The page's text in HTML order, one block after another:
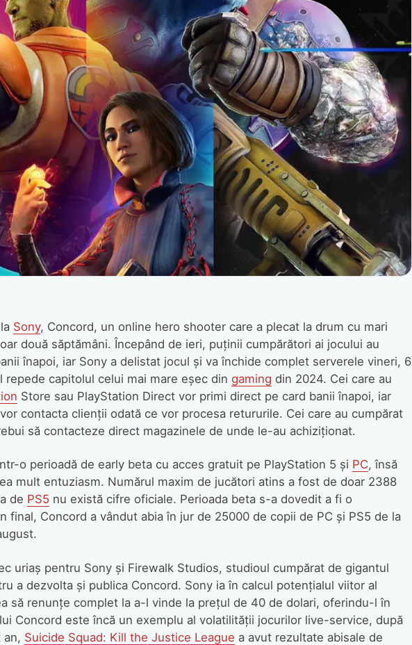
Sony, Concord, un online hero shooter care a plecat la drum cu mari
două săptămâni. Începând de ieri, puținii cumpărători ai jocului au
înapoi, iar Sony a delistat jocul și va închide complet serverele vineri, 6
capitolul celui mai mare eșec din gaming din 2024. Cei care au
Store sau PlayStation Direct vor primi direct pe card banii înapoi, iar
contacta clienții odată ce vor procesa retururile. Cei care au cumpărat
să contacteze direct magazinele de unde le-au achiziționat.
o perioadă de early beta cu acces gratuit pe PlayStation 5 și PC, însă
mult entuziasm. Numărul maxim de jucători atins a fost de doar 2388
de PS5 nu există cifre oficiale. Perioada beta s-a dovedit a fi o
final, Concord a vândut abia în jur de 25000 de copii de PC și PS5 de la
uriaș pentru Sony și Firewalk Studios, studioul cumpărat de gigantul
a dezvolta și publica Concord. Sony ia în calcul potențialul viitor al
să renunțe complet la a-l vinde la prețul de 40 de dolari, oferindu-l în
Concord este încă un exemplu al volatilității jocurilor live-service, după
an, Suicide Squad: Kill the Justice League a avut rezultate abisale de